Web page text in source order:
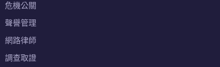
危機公關
聲譽管理
網路律師
調查取證